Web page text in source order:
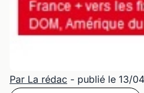
Par La rédac - publié le 13/